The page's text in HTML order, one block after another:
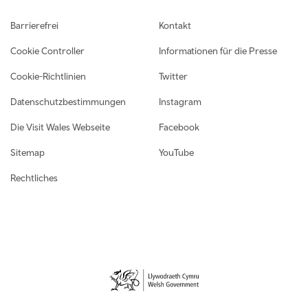
Footer navigation
Barrierefrei
Cookie Controller
Cookie-Richtlinien
Datenschutzbestimmungen
Die Visit Wales Webseite
Sitemap
Rechtliches
Kontakt
Informationen für die Presse
Twitter
Instagram
Facebook
YouTube